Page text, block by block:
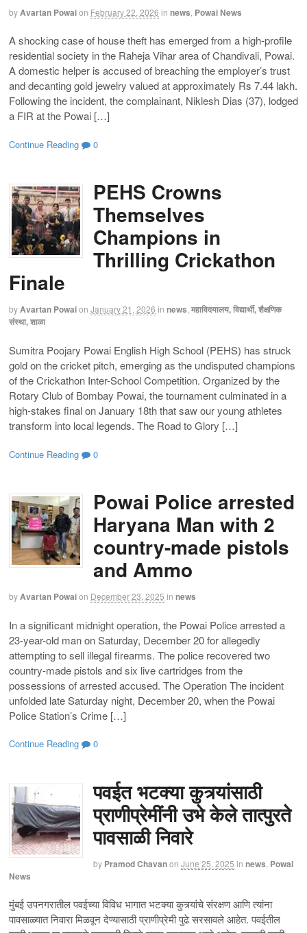
by Avartan Powaion February 22, 2026 in news Powai News
A shocking case of house theft has emerged from a high-profile
residential society in the Raheja Vihar area of Chandivali, Powai.
A domestic helper is accused of breaching the employer’s trust
and decanting gold jewelry valued at approximately Rs 7.44 lakh.
Following the incident, the complainant, Niklesh Dias (37), lodged
a FIR at the Powai […]
Continue Reading 0
PEHS Crowns
Themselves
Champions in
Thrilling Crickathon
Finale
byAvartan Powaion January 21, 2026 in news महाविदयालय, विद्यार्थी, शैक्षणिक
संस्था, शाळा
Sumitra Poojary ​Powai English High School (PEHS) has struck
gold on the cricket pitch, emerging as the undisputed champions
of the Crickathon Inter-School Competition. Organized by the
Rotary Club of Bombay Powai, the tournament culminated in a
high-stakes final on January 18th that saw our young athletes
transform into local legends. ​The Road to Glory […]
Continue Reading 0
Powai Police arrested
Haryana Man with 2
country-made pistols
and Ammo
byAvartan Powaion December 23, 2025 in news
In a significant midnight operation, the Powai Police arrested a
23-year-old man on Saturday, December 20 for allegedly
attempting to sell illegal firearms. The police recovered two
country-made pistols and six live cartridges from the
possessions of arrested accused. The Operation The incident
unfolded late Saturday night, December 20, when the Powai
Police Station’s Crime […]
Continue Reading 0
पवईत भटक्या कुत्र्यांसाठी
प्राणीप्रेमींनी उभे केले तात्पुरते
पावसाळी निवारे
by Pramod Chavanon June 25, 2025 in news Powai
News
मुंबई उपनगरातील पवईच्या विविध भागात भटक्या कुत्र्यांचे संरक्षण आणि त्यांना
पावसाळ्यात निवारा मिळवून देण्यासाठी प्राणीप्रेमी पुढे सरसावले आहेत. पवईतील